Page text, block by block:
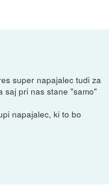
super napajalec tudi za
saj pri nas stane "samo"
napajalec, ki to bo